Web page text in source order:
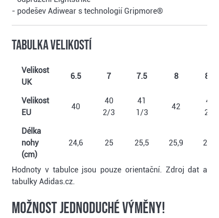
- podešev Adiwear s technologií Gripmore®
Tabulka velikostí
Velikost
UK
6.5 7 7.5 8 8.5
Velikost
EU
40
40
2/3
41
1/3
42
42
2/3
Délka
nohy
(cm)
24,6 25 25,5 25,9 26,3
Hodnoty v tabulce jsou pouze orientační. Zdroj dat a
tabulky Adidas.cz.
Možnost jednoduché výměny!